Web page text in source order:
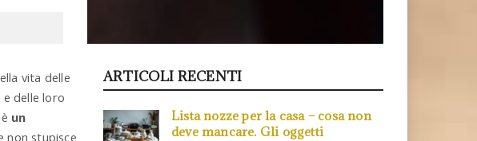
vita delle
delle loro
un
non stupisce
ARTICOLI RECENTI
Lista nozze per la casa – cosa non
deve mancare. Gli oggetti